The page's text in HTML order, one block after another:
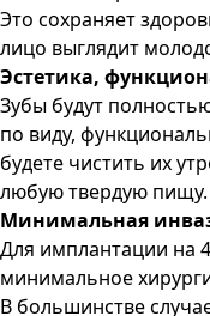
Это сохраняет
лицо выглядит
Эстетика,
Зубы будут
по виду,
будете чистить их
любую твердую пищу.
Минимальная
Для имплантации на
минимальное
В большинстве